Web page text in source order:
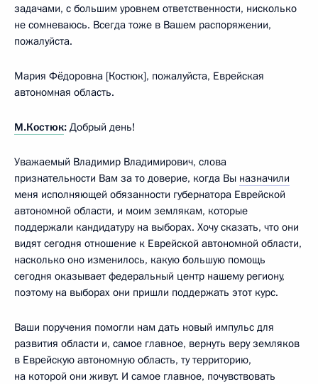
задачами, с большим уровнем ответственности, нисколько
не сомневаюсь. Всегда тоже в Вашем распоряжении,
пожалуйста.
Мария Фёдоровна [Костюк], пожалуйста, Еврейская
автономная область.
М.Костюк: Добрый день!
Уважаемый Владимир Владимирович, слова
признательности Вам за то доверие, когда Вы назначили
меня исполняющей обязанности губернатора Еврейской
автономной области, и моим землякам, которые
поддержали кандидатуру на выборах. Хочу сказать, что они
видят сегодня отношение к Еврейской автономной области,
насколько оно изменилось, какую большую помощь
сегодня оказывает федеральный центр нашему региону,
поэтому на выборах они пришли поддержать этот курс.
Ваши поручения помогли нам дать новый импульс для
развития области и, самое главное, вернуть веру земляков
в Еврейскую автономную область, ту территорию,
на которой они живут. И самое главное, почувствовать